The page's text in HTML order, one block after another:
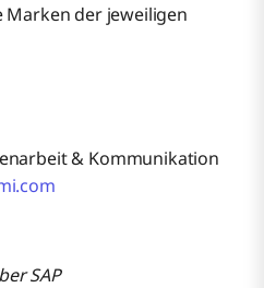
der jeweiligen
& Kommunikation
SAP